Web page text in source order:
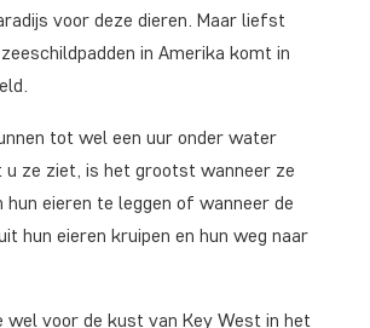
voor deze dieren. Maar liefst
in Amerika komt in
tot wel een uur onder water
u ze ziet, is het grootst wanneer ze
hun eieren te leggen of wanneer de
hun eieren kruipen en hun weg naar
voor de kust van Key West in het